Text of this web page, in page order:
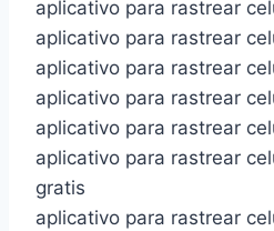
aplicativo para rastrear
aplicativo para rastrear
aplicativo para rastrear
aplicativo para rastrear
aplicativo para rastrear
aplicativo para rastrear
gratis
aplicativo para rastrear